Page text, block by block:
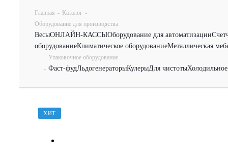
Главная - Каталог -
Оборудование для производства
ВесыОНЛАЙН-КАССЫОборудование для автоматизации
оборудованиеКлиматическое оборудованиеМеталлическая
-
Упаковочное оборудование
Фаст-фудЛьдогенераторыКулерыДля чистоты
ХИТ